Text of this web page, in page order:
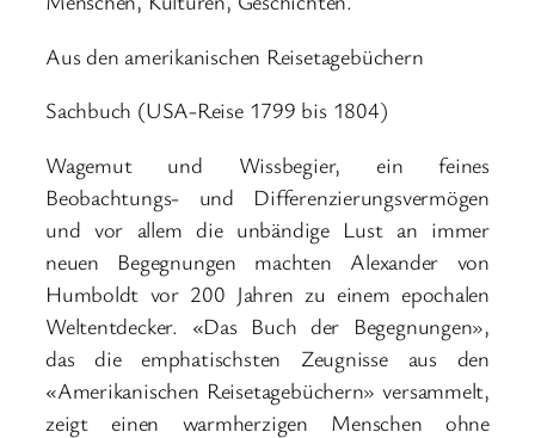
Aus den amerikanischen Reisetagebüchern
Sachbuch (USA-Reise 1799 bis 1804)
Wagemut und Wissbegier, ein feines
Beobachtungs- und Differenzierungsvermögen
und vor allem die unbändige Lust an immer
neuen Begegnungen machten Alexander von
Humboldt vor 200 Jahren zu einem epochalen
Weltentdecker. «Das Buch der Begegnungen»,
das die emphatischsten Zeugnisse aus den
«Amerikanischen Reisetagebüchern» versammelt,
zeigt einen warmherzigen Menschen ohne